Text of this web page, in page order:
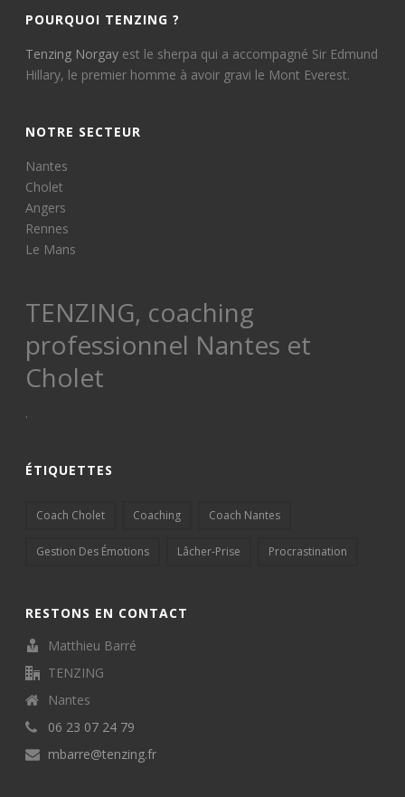
POURQUOI TENZING ?
Tenzing Norgay est le sherpa qui a accompagné Sir Edmund
Hillary, le premier homme à avoir gravi le Mont Everest.
NOTRE SECTEUR
Nantes
Cholet
Angers
Rennes
Le Mans
TENZING, coaching
professionnel Nantes et
Cholet
.
ÉTIQUETTES
Coach Cholet Coaching Coach Nantes
Gestion Des Émotions Lâcher-Prise Procrastination
RESTONS EN CONTACT
Matthieu Barré
TENZING
Nantes
06 23 07 24 79
mbarre@tenzing.fr